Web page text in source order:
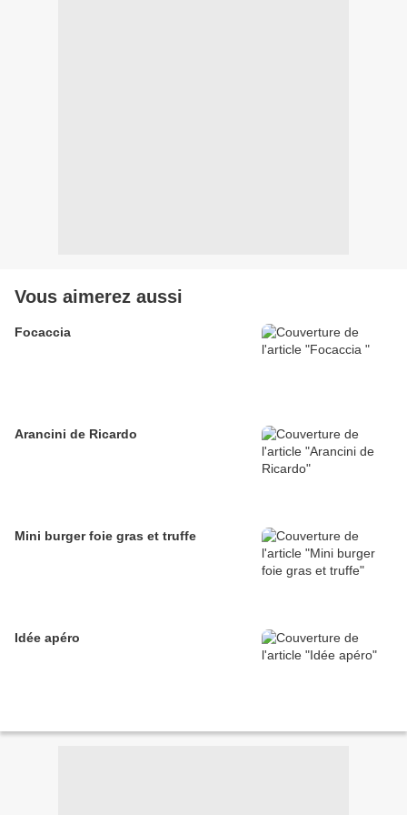
Vous aimerez aussi
Focaccia
Arancini de Ricardo
Mini burger foie gras et truffe
Idée apéro